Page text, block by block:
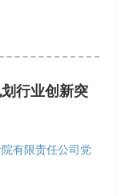
行业创新突
有限责任公司党